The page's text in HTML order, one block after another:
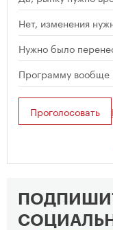
Нет, изменения
Нужно было
Программу вообще
Проголосовать